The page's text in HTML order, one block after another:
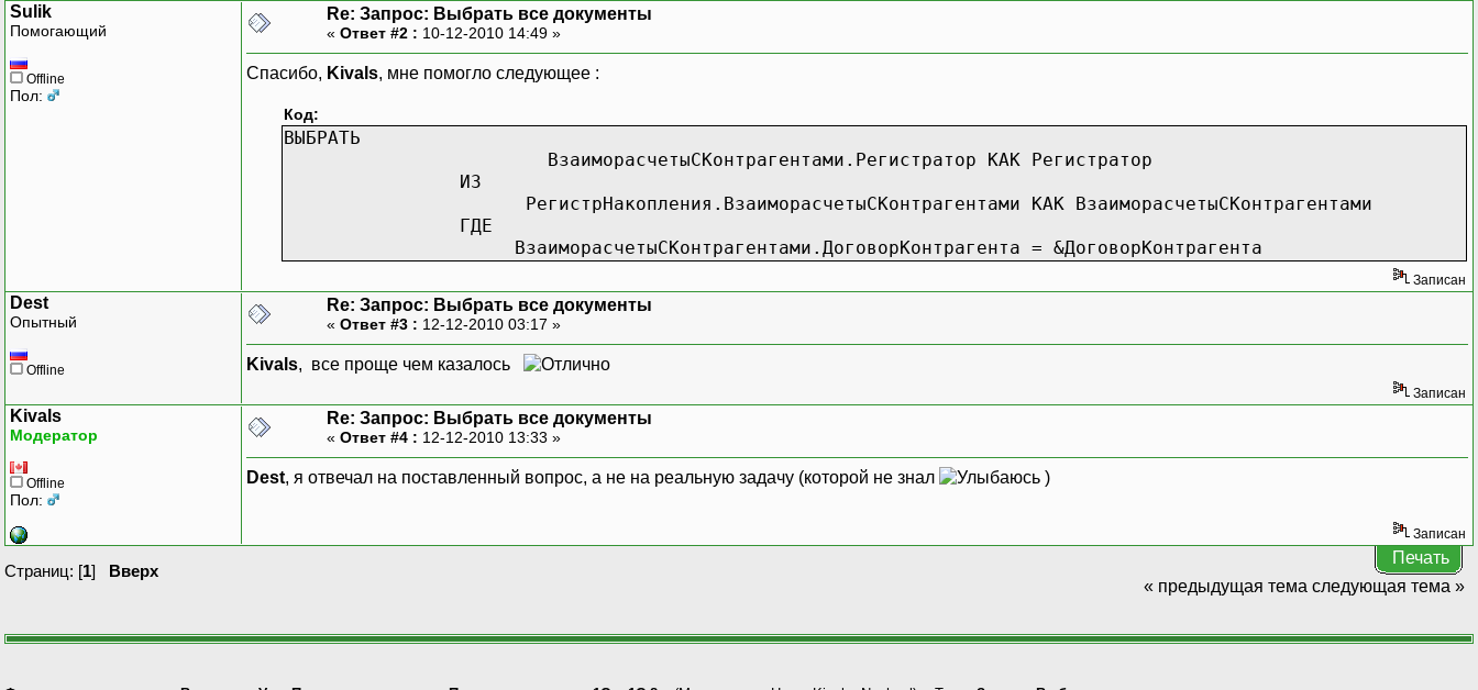
Sulik
Помогающий
Offline
Пол:
Re: Запрос: Выбрать все документы
« Ответ #2 : 10-12-2010 14:49 »
Спасибо, Kivals, мне помогло следующее :
Код:
ВЫБРАТЬ
ВзаиморасчетыСКонтрагентами.Регистратор КАК Регистратор
ИЗ
РегистрНакопления.ВзаиморасчетыСКонтрагентами КАК ВзаиморасчетыСКонтрагентами
ГДЕ
ВзаиморасчетыСКонтрагентами.ДоговорКонтрагента = &ДоговорКонтрагента
Записан
Dest
Опытный
Offline
Re: Запрос: Выбрать все документы
« Ответ #3 : 12-12-2010 03:17 »
Kivals, все проще чем казалось
Записан
Kivals
Модератор
Offline
Пол:
Re: Запрос: Выбрать все документы
« Ответ #4 : 12-12-2010 13:33 »
Dest, я отвечал на поставленный вопрос, а не на реальную задачу (которой не знал )
Записан
Страниц: [1] Вверх
Печать
« предыдущая тема следующая тема »